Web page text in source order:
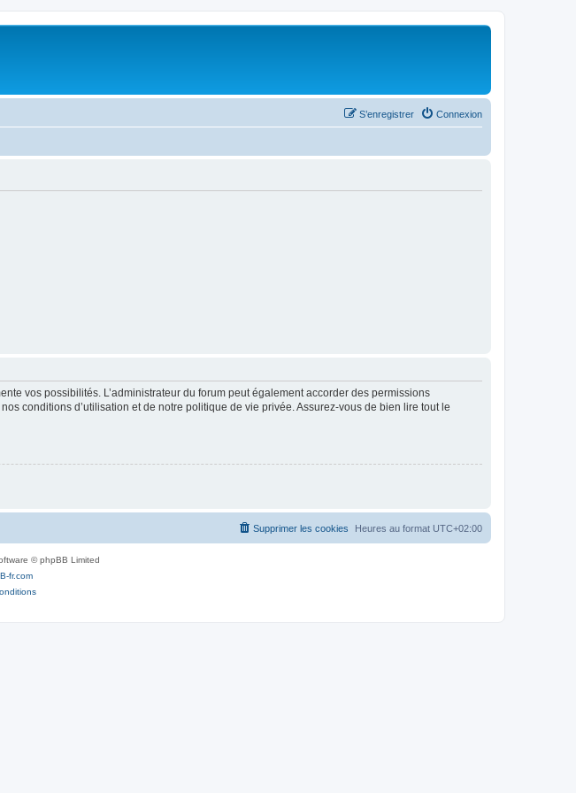
Connexion
S’enregistrer
vos possibilités. L’administrateur du forum peut également accorder des permissions
conditions d’utilisation et de notre politique de vie privée. Assurez-vous de bien lire tout le
Heures au format UTC+02:00
Supprimer les cookies
© phpBB Limited
fr.com